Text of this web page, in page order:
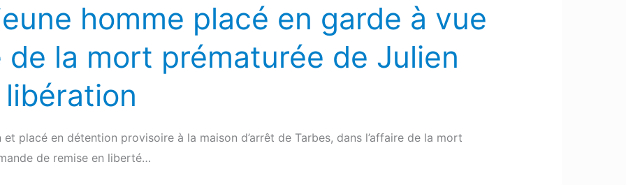
homme placé en garde à vue
de la mort prématurée de Julien
placé en détention provisoire à la maison d’arrêt de Tarbes, dans l’affaire de la mort
de remise en liberté…